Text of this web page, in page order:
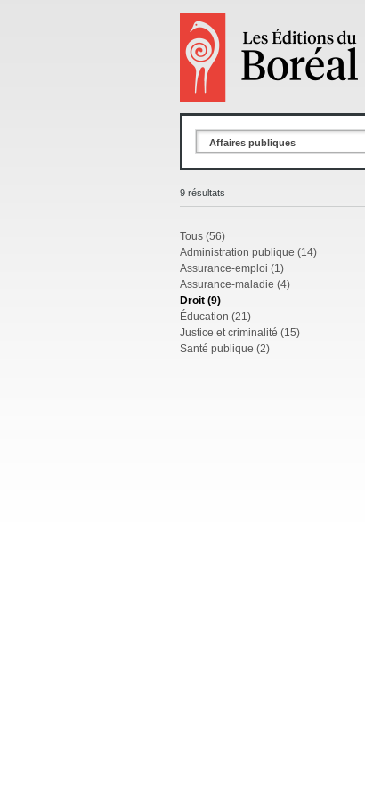
Affaires publiques
9 résultats
Tous (56)
Administration publique (14)
Assurance-emploi (1)
Assurance-maladie (4)
Droit (9)
Éducation (21)
Justice et criminalité (15)
Santé publique (2)